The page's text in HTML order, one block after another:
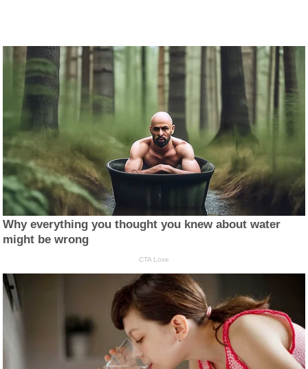
Why everything you thought you knew about water
might be wrong
CTA Love